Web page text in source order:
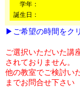
学年：
誕生日：
▶ご希望の時間をク
ご選択いただいた講
されておりません。
他の教室でご検討い
までお問合せ下さい